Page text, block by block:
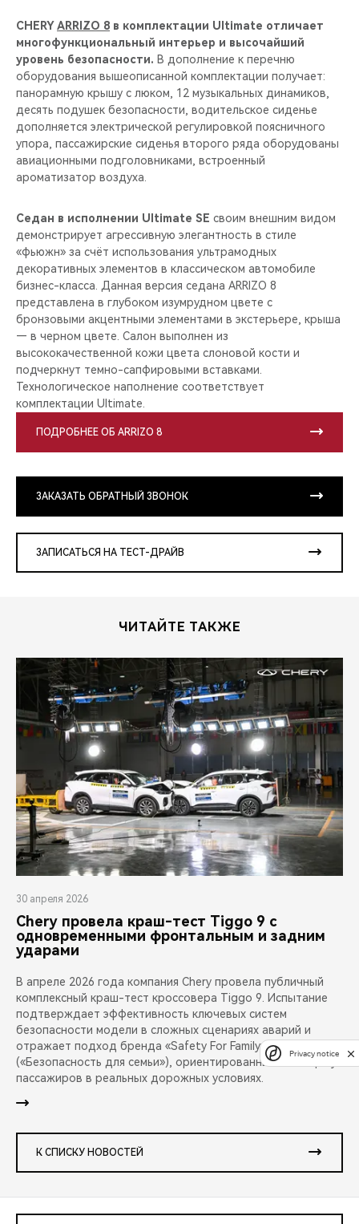
CHERYARRIZO 8 в комплектации Ultimate отличает
многофункциональный интерьер и высочайший
уровень безопасности. В дополнение к перечню
оборудования вышеописанной комплектации получает:
панорамную крышу с люком, 12 музыкальных динамиков,
десять подушек безопасности, водительское сиденье
дополняется электрической регулировкой поясничного
упора, пассажирские сиденья второго ряда оборудованы
авиационными подголовниками, встроенный
ароматизатор воздуха.
Седан в исполнении Ultimate SE своим внешним видом
демонстрирует агрессивную элегантность в стиле
«фьюжн» за счёт использования ультрамодных
декоративных элементов в классическом автомобиле
бизнес-класса. Данная версия седана ARRIZO 8
представлена в глубоком изумрудном цвете с
бронзовыми акцентными элементами в экстерьере, крыша
— в черном цвете. Салон выполнен из
высококачественной кожи цвета слоновой кости и
подчеркнут темно-сапфировыми вставками.
Технологическое наполнение соответствует
комплектации Ultimate.
ПОДРОБНЕЕ ОБ ARRIZO 8
ЗАКАЗАТЬ ОБРАТНЫЙ ЗВОНОК
ЗАПИСАТЬСЯ НА ТЕСТ-ДРАЙВ
ЧИТАЙТЕ ТАКЖЕ
30 апреля 2026
Chery провела краш-тест Tiggo 9 с
одновременными фронтальным и задним
ударами
В апреле 2026 года компания Chery провела публичный
комплексный краш-тест кроссовера Tiggo 9. Испытание
подтверждает эффективность ключевых систем
безопасности модели в сложных сценариях аварий и
отражает подход бренда «Safety For Family»
(«Безопасность для семьи»), ориентированный на защиту
пассажиров в реальных дорожных условиях.
К СПИСКУ НОВОСТЕЙ
Privacy notice